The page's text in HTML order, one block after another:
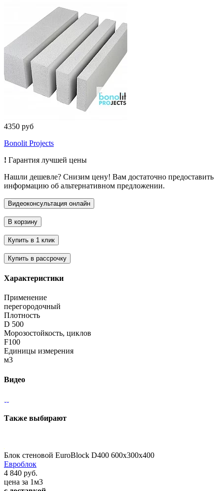
4350 руб
Bonolit Projects
! Гарантия лучшей цены
Нашли дешевле? Снизим цену! Вам достаточно предоставить
информацию об альтернативном предложении.
Характеристики
Применение
перегородочный
Плотность
D 500
Морозостойкость, циклов
F100
Единицы измерения
м3
Видео
Также выбирают
Блок стеновой EuroBlock D400 600x300x400
Евроблок
4 840 руб.
цена за 1м3